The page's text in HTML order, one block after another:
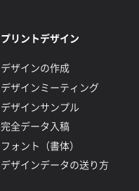
プリントデザイン
デザインの作成
デザインミーティング
デザインサンプル
完全データ入稿
フォント（書体）
デザインデータの送り方